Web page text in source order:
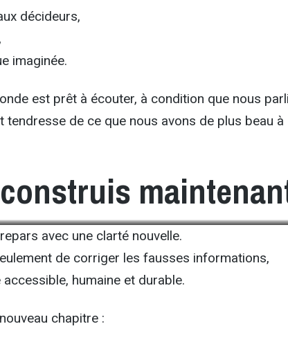
décideurs,
imaginée.
est prêt à écouter, à condition que nous
tendresse de ce que nous avons de plus beau à
Conférence ODESS 2025, Lydie Lecarpentier
avec une clarté nouvelle.
de corriger les fausses informations,
humaine et durable.
chapitre :